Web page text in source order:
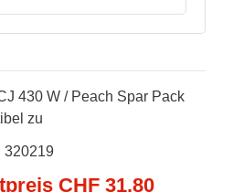
430 W / Peach Spar Pack
zu
320219
CHF 31,80